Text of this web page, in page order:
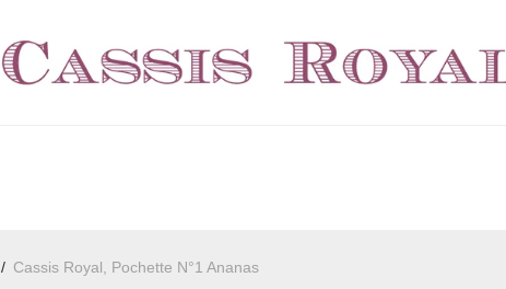
/ Cassis Royal, Pochette N°1 Ananas